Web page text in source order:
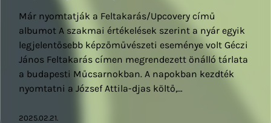
Már nyomtatják a Feltakarás/Upcovery című
albumot A szakmai értékelések szerint a nyár egyik
legjelentősebb képzőművészeti eseménye volt Géczi
János Feltakarás címen megrendezett önálló tárlata
a budapesti Műcsarnokban. A napokban kezdték
nyomtatni a József Attila-djas költő,…
2025.02.21.